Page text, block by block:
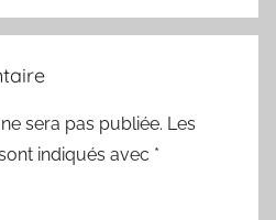
sera pas publiée. Les
indiqués avec *